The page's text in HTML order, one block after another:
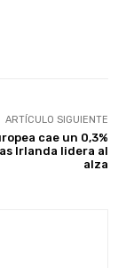
ARTÍCULO SIGUIENTE
cae un 0,3%
Irlanda lidera al
alza